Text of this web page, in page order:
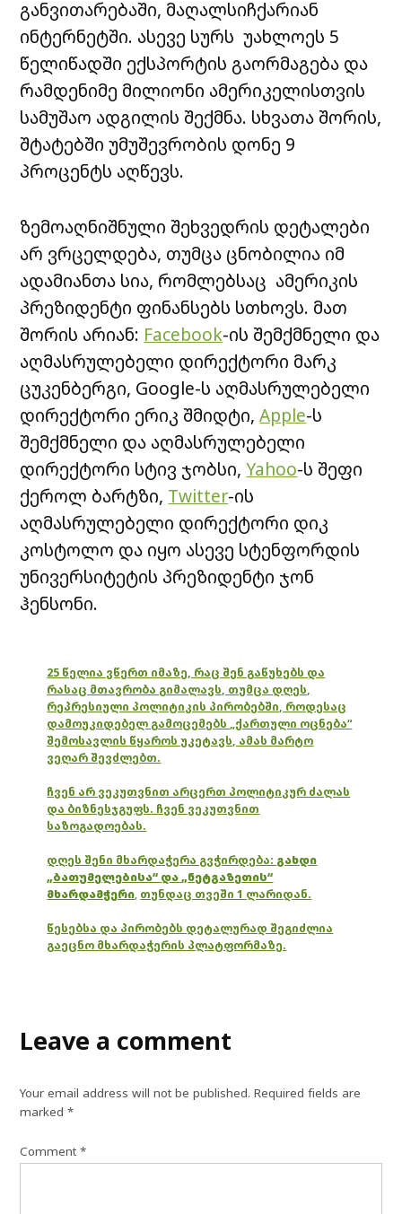
განვითარებაში, მაღალსიჩქარიან
ინტერნეტში. ასევე სურს უახლოეს 5
წელიწადში ექსპორტის გაორმაგება და
რამდენიმე მილიონი ამერიკელისთვის
სამუშაო ადგილის შექმნა. სხვათა შორის,
შტატებში უმუშევრობის დონე 9
პროცენტს აღწევს.
ზემოაღნიშნული შეხვედრის დეტალები
არ ვრცელდება, თუმცა ცნობილია იმ
ადამიანთა სია, რომლებსაც ამერიკის
პრეზიდენტი ფინანსებს სთხოვს. მათ
შორის არიან: Facebook-ის შემქმნელი და
აღმასრულებელი დირექტორი მარკ
ცუკენბერგი, Google-ს აღმასრულებელი
დირექტორი ერიკ შმიდტი,Apple-ს
შემქმნელი და აღმასრულებელი
დირექტორი სტივ ჯობსი,Yahoo-ს შეფი
ქეროლ ბარტზი, Twitter-ის
აღმასრულებელი დირექტორი დიკ
კოსტოლო და იყო ასევე სტენფორდის
უნივერსიტეტის პრეზიდენტი ჯონ
ჰენსონი.
25 წელია ვწერთ იმაზე, რაც შენ გაწუხებს და
რასაც მთავრობა გიმალავს, თუმცა დღეს,
რეპრესიული პოლიტიკის პირობებში, როდესაც
დამოუკიდებელ გამოცემებს „ქართული ოცნება“
შემოსავლის წყაროს უკეტავს, ამას მარტო
ვეღარ შევძლებთ.
ჩვენ არ ვეკუთვნით არცერთ პოლიტიკურ ძალას
და ბიზნესჯგუფს. ჩვენ ვეკუთვნით
საზოგადოებას.
დღეს შენი მხარდაჭერა გვჭირდება: გახდი
„ბათუმელებისა“ და „ნეტგაზეთის“
მხარდამჭერი, თუნდაც თვეში 1 ლარიდან.
წესებსა და პირობებს დეტალურად შეგიძლია
გაეცნო მხარდაჭერის პლატფორმაზე.
Leave a comment
Your email address will not be published. Required fields are
marked*
Comment*